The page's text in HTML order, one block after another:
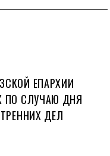
ЕПАРХИИ
ПО СЛУЧАЮ ДНЯ
ДЕЛ